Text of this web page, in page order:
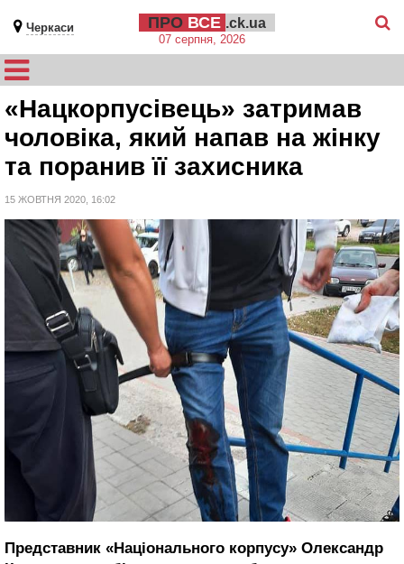
Черкаси ПРО ВСЕ .ck.ua
07 серпня, 2026
«Нацкорпусівець» затримав
чоловіка, який напав на жінку
та поранив її захисника
15 ЖОВТНЯ 2020, 16:02
Представник «Національного корпусу» Олександр